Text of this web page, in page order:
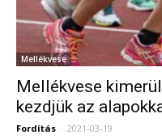
Mellékvese
Mellékvese
kezdjük az
Fordítás - 2021-03-19